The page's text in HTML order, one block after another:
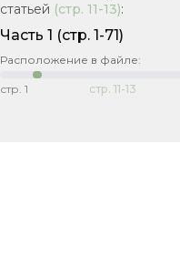
статьей (стр. 11-13):
Часть 1 (стр. 1-71)
Расположение в файле:
стр. 1 стр. 11-13